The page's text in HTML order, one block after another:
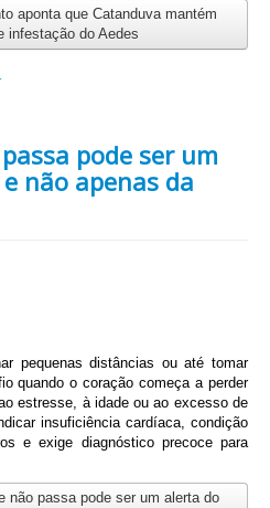
aponta que Catanduva mantém
infestação do Aedes
pode ser um
não apenas da
pequenas distâncias ou até tomar
quando o coração começa a perder
estresse, à idade ou ao excesso de
insuficiência cardíaca, condição
e exige diagnóstico precoce para
não passa pode ser um alerta do